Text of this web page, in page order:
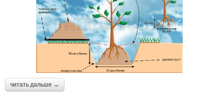
читать дальше →